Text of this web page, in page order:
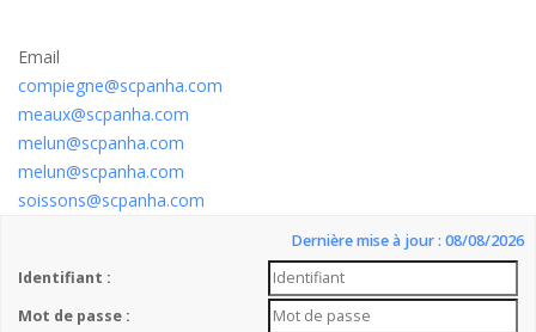
Email
compiegne@scpanha.com
meaux@scpanha.com
melun@scpanha.com
melun@scpanha.com
soissons@scpanha.com
Dernière mise à jour : 08/08/2026
Identifiant :
Mot de passe :